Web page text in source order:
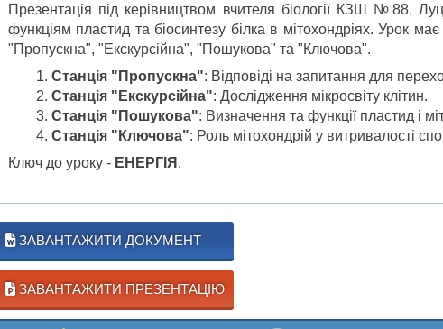
Презентація під керівництвом вчителя біології КЗШ №88,
функціям пластид та біосинтезу білка в мітохондріях. Урок
"Пропускна", "Екскурсійна", "Пошукова" та "Ключова".
Станція "Пропускна": Відповіді на запитання для
Станція "Екскурсійна": Дослідження мікросвіту клітин.
Станція "Пошукова": Визначення та функції пластид і
Станція "Ключова": Роль мітохондрій у витривалості
Ключ до уроку - ЕНЕРГІЯ .
ЗАВАНТАЖИТИ ДОКУМЕНТ
ЗАВАНТАЖИТИ ПРЕЗЕНТАЦІЮ